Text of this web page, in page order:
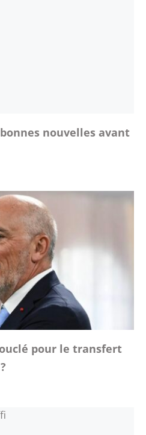
nouvelles avant
pour le transfert